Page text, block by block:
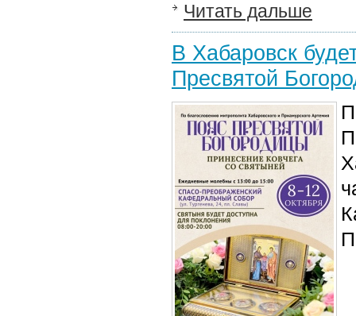
Читать дальше
В Хабаровск
Пресвятой